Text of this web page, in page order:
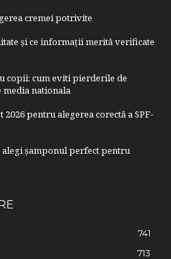
cremei potrivite
și ce informații merită verificate
copii: cum eviti pierderile de
media nationala
pentru alegerea corectă a SPF-
șamponul perfect pentru
741
713